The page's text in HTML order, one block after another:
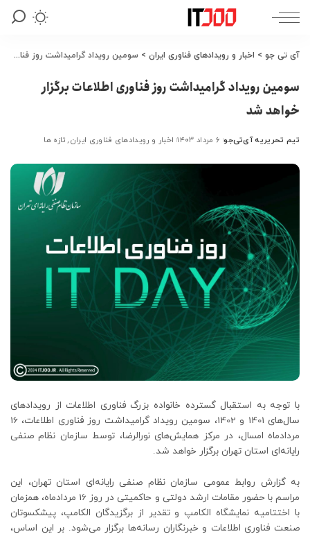
آی تی جو > اخبار و رویدادهای فناوری ایران > سومین رویداد گرامیداشت روز فناوری اطلاعات برگزار خواهد شد
سومین رویداد گرامیداشت روز فناوری اطلاعات برگزار
خواهد شد
ارسال
توسط
تیم تحریریه آی‌تی‌جو ۶ مرداد ۱۴۰۳ اخبار و رویدادهای فناوری ایران تازه ها
با توجه به استقبال گسترده خانواده بزرگ فناوری اطلاعات از رویدادهای
سال‌های 1401 و 1402، سومین رویداد گرامیداشت روز فناوری اطلاعات، 16
مردادماه امسال، در مرکز همایش‌های نورالرضا، توسط سازمان نظام صنفی
رایانه‌ای استان تهران برگزار خواهد شد.
به گزارش روابط عمومی سازمان نظام صنفی رایانه‌ای استان تهران، این
مراسم با حضور مقامات ارشد دولتی و حاکمیتی در روز 16 مردادماه، همزمان
با اختتامیه نمایشگاه الکامپ و تقدیر از برگزیدگان الکامپ، پیشکسوتان
صنعت فناوری اطلاعات و خبرنگاران رسانه‌ها برگزار می‌شود. بر این اساس،